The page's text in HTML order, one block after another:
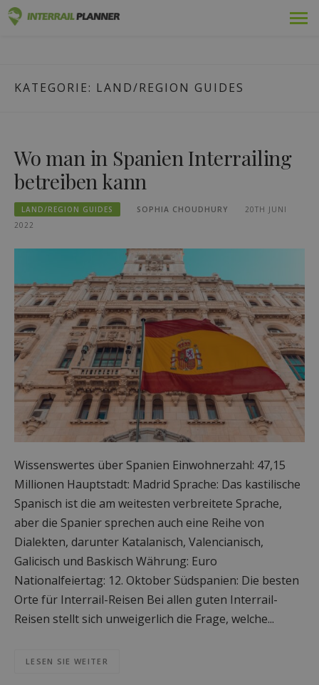
Pässe
Länder-Führer
Abmelden
KATEGORIE: LAND/REGION GUIDES
Wo man in Spanien Interrailing
betreiben kann
LAND/REGION GUIDES SOPHIA CHOUDHURY
20TH JUNI
2022
Wissenswertes über Spanien Einwohnerzahl: 47,15
Millionen Hauptstadt: Madrid Sprache: Das kastilische
Spanisch ist die am weitesten verbreitete Sprache,
aber die Spanier sprechen auch eine Reihe von
Dialekten, darunter Katalanisch, Valencianisch,
Galicisch und Baskisch Währung: Euro
Nationalfeiertag: 12. Oktober Südspanien: Die besten
Orte für Interrail-Reisen Bei allen guten Interrail-
Reisen stellt sich unweigerlich die Frage, welche...
LESEN SIE WEITER